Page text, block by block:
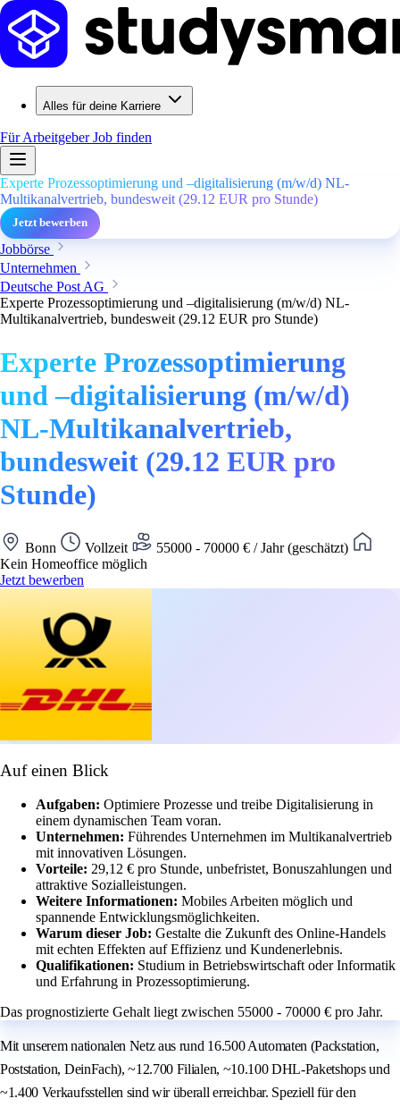
Alles für deine Karriere
Für ArbeitgeberJob finden
Experte Prozessoptimierung und –digitalisierung (m/w/d) NL-
Multikanalvertrieb, bundesweit (29.12 EUR pro Stunde)
Jetzt bewerben
Jobbörse
Unternehmen
Deutsche Post AG
Experte Prozessoptimierung und –digitalisierung (m/w/d) NL-
Multikanalvertrieb, bundesweit (29.12 EUR pro Stunde)
Experte Prozessoptimierung
und –digitalisierung (m/w/d)
NL-Multikanalvertrieb,
bundesweit (29.12 EUR pro
Stunde)
Bonn Vollzeit
55000 - 70000 € / Jahr (geschätzt)
Kein Homeoffice möglich
Jetzt bewerben
Auf einen Blick
Aufgaben: Optimiere Prozesse und treibe Digitalisierung in
einem dynamischen Team voran.
Unternehmen: Führendes Unternehmen im Multikanalvertrieb
mit innovativen Lösungen.
Vorteile: 29,12 € pro Stunde, unbefristet, Bonuszahlungen und
attraktive Sozialleistungen.
Weitere Informationen: Mobiles Arbeiten möglich und
spannende Entwicklungsmöglichkeiten.
Warum dieser Job: Gestalte die Zukunft des Online-Handels
mit echten Effekten auf Effizienz und Kundenerlebnis.
Qualifikationen: Studium in Betriebswirtschaft oder Informatik
und Erfahrung in Prozessoptimierung.
Das prognostizierte Gehalt liegt zwischen 55000 - 70000 € pro Jahr.
Mit unserem nationalen Netz aus rund 16.500 Automaten (Packstation,
Poststation, DeinFach), ~12.700 Filialen, ~10.100 DHL-Paketshops und
~1.400 Verkaufsstellen sind wir überall erreichbar. Speziell für den